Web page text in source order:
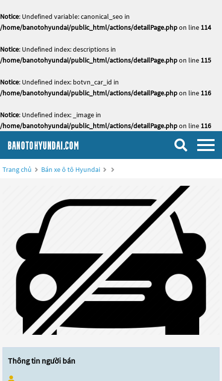
Notice: Undefined variable: canonical_seo in
/home/banotohyundai/public_html/actions/detailPage.phpon line 114
Notice: Undefined index: descriptions in
/home/banotohyundai/public_html/actions/detailPage.phpon line 115
Notice: Undefined index: botvn_car_id in
/home/banotohyundai/public_html/actions/detailPage.phpon line 116
Notice: Undefined index: _image in
/home/banotohyundai/public_html/actions/detailPage.phpon line 116
Trang chủ Bán xe ô tô Hyundai
Thông tin người bán